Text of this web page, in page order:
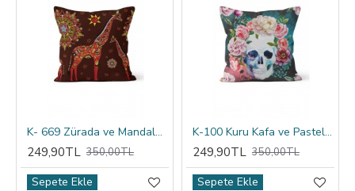
K- 669 Zürada ve Mandala Çift Tarafı Baskılı Kırlent Kılıfı
249,90TL 350,00TL
Sepete Ekle
K-100 Kuru Kafa ve Pastel Çiçekler Çift Tarafı Baskılı Kırlent Kılıfı
249,90TL 350,00TL
Sepete Ekle